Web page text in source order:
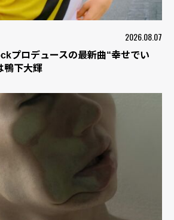
2026.08.07
プロデュースの最新曲“幸せでい
下大輝